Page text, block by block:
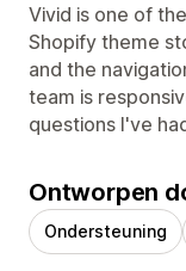
Vivid is one of
Shopify theme
and the
team is
questions I've
Ontworpen
Ondersteuning